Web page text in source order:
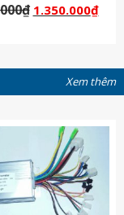
₫ 1.350.000₫
Xem thêm